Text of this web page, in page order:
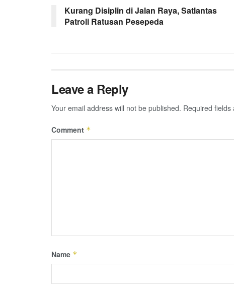
Kurang Disiplin di Jalan Raya, Satlantas
Patroli Ratusan Pesepeda
Leave a Reply
Your email address will not be published. Required fields
Comment *
Name *